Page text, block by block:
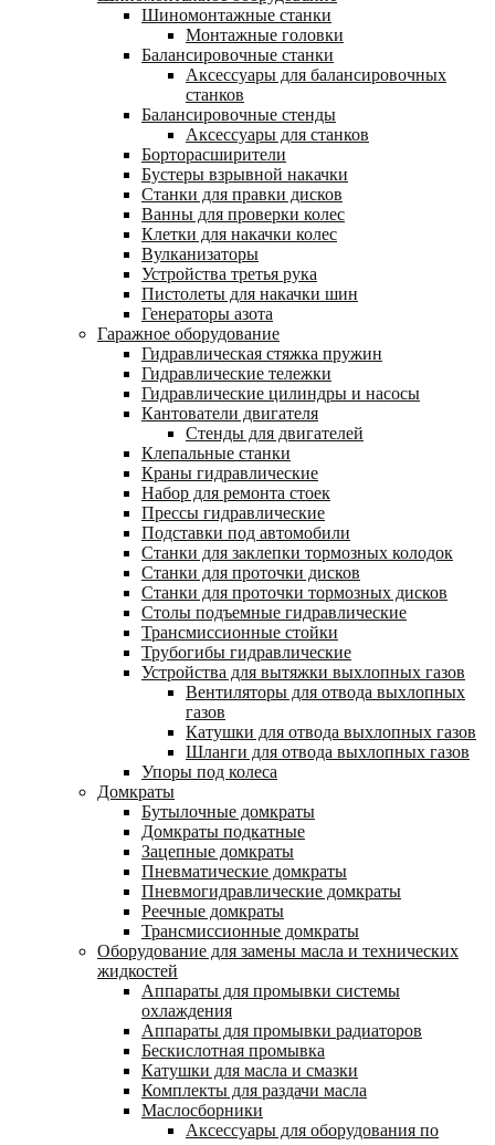
Шиномонтажные станки
Монтажные головки
Балансировочные станки
Аксессуары для балансировочных
станков
Балансировочные стенды
Аксессуары для станков
Борторасширители
Бустеры взрывной накачки
Станки для правки дисков
Ванны для проверки колес
Клетки для накачки колес
Вулканизаторы
Устройства третья рука
Пистолеты для накачки шин
Генераторы азота
Гаражное оборудование
Гидравлическая стяжка пружин
Гидравлические тележки
Гидравлические цилиндры и насосы
Кантователи двигателя
Стенды для двигателей
Клепальные станки
Краны гидравлические
Набор для ремонта стоек
Прессы гидравлические
Подставки под автомобили
Станки для заклепки тормозных колодок
Станки для проточки дисков
Станки для проточки тормозных дисков
Столы подъемные гидравлические
Трансмиссионные стойки
Трубогибы гидравлические
Устройства для вытяжки выхлопных газов
Вентиляторы для отвода выхлопных
газов
Катушки для отвода выхлопных газов
Шланги для отвода выхлопных газов
Упоры под колеса
Домкраты
Бутылочные домкраты
Домкраты подкатные
Зацепные домкраты
Пневматические домкраты
Пневмогидравлические домкраты
Реечные домкраты
Трансмиссионные домкраты
Оборудование для замены масла и технических
жидкостей
Аппараты для промывки системы
охлаждения
Аппараты для промывки радиаторов
Бескислотная промывка
Катушки для масла и смазки
Комплекты для раздачи масла
Маслосборники
Аксессуары для оборудования по